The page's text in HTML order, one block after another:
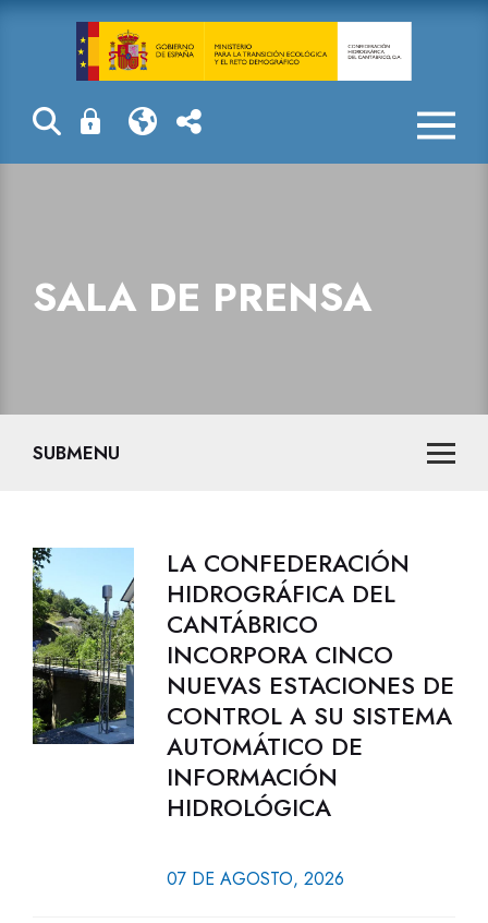
Sala de prensa
SALA DE PRENSA
SUBMENU
LA CONFEDERACIÓN
HIDROGRÁFICA DEL
CANTÁBRICO
INCORPORA CINCO
NUEVAS ESTACIONES DE
CONTROL A SU SISTEMA
AUTOMÁTICO DE
INFORMACIÓN
HIDROLÓGICA
07 DE AGOSTO, 2026